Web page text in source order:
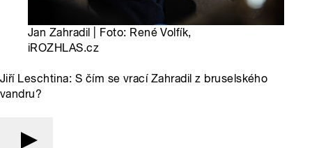
Jan Zahradil | Foto: René Volfík,
iROZHLAS.cz
Jiří Leschtina: S čím se vrací Zahradil z bruselského
vandru?